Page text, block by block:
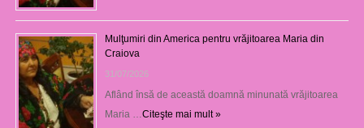
Mulţumiri din America pentru vrăjitoarea Maria din
Craiova
31/07/2026
Aflând însă de această doamnă minunată vrăjitoarea
Maria … Citeşte mai mult »